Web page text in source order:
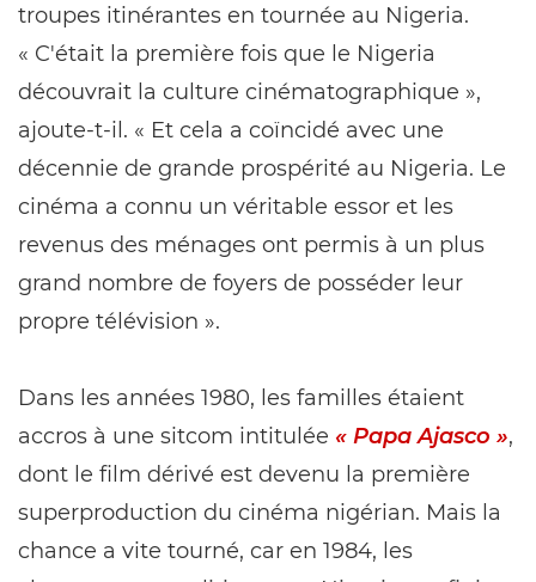
troupes itinérantes en tournée au Nigeria.
« C'était la première fois que le Nigeria
découvrait la culture cinématographique »,
ajoute-t-il. « Et cela a coïncidé avec une
décennie de grande prospérité au Nigeria. Le
cinéma a connu un véritable essor et les
revenus des ménages ont permis à un plus
grand nombre de foyers de posséder leur
propre télévision ».
Dans les années 1980, les familles étaient
accros à une sitcom intitulée « Papa Ajasco »,
dont le film dérivé est devenu la première
superproduction du cinéma nigérian. Mais la
chance a vite tourné, car en 1984, les